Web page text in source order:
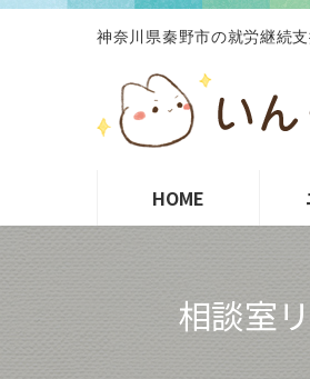
ス
ン
神奈川県秦野市の就労継続
HOME
相談室